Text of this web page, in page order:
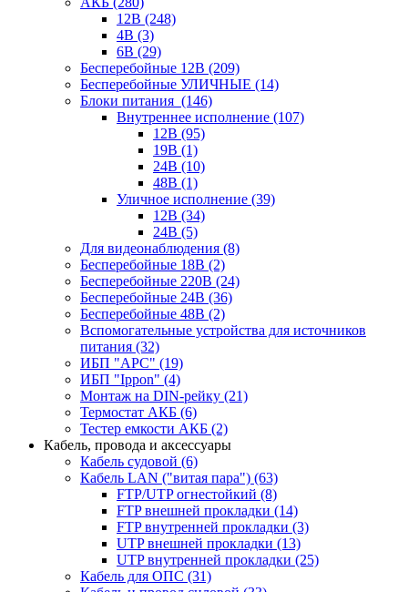
12В (248)
4В (3)
6В (29)
Бесперебойные 12В (209)
Бесперебойные УЛИЧНЫЕ (14)
Блоки питания (146)
Внутреннее исполнение (107)
12В (95)
19В (1)
24В (10)
48В (1)
Уличное исполнение (39)
12В (34)
24В (5)
Для видеонаблюдения (8)
Бесперебойные 18В (2)
Бесперебойные 220В (24)
Бесперебойные 24В (36)
Бесперебойные 48В (2)
Вспомогательные устройства для источников
питания (32)
ИБП "APC" (19)
ИБП "Ippon" (4)
Монтаж на DIN-рейку (21)
Термостат АКБ (6)
Тестер емкости АКБ (2)
Кабель, провода и аксессуары
Кабель судовой (6)
Кабель LAN ("витая пара") (63)
FTP/UTP огнестойкий (8)
FTP внешней прокладки (14)
FTP внутренней прокладки (3)
UTP внешней прокладки (13)
UTP внутренней прокладки (25)
Кабель для ОПС (31)